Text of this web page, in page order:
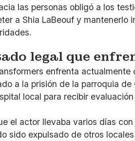
las personas obligó a los
a Shia LaBeouf y mantenerlo
legal que
enfrenta actualmente
a la prisión de la parroquia
local para recibir
el actor llevaba varios días
sido expulsado de otros